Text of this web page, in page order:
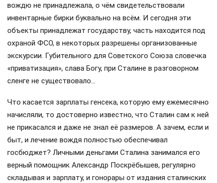
вождю не принадлежала, о чём свидетельствовали
инвентарные бирки буквально на всём. И сегодня эти
объекты принадлежат государству, часть находится под
охраной ФСО, в некоторых разрешены организованные
экскурсии. Губительного для Советского Союза словечка
«приватизация», слава Богу, при Сталине в разговорном
сленге не существовало…
Что касается зарплаты генсека, которую ему ежемесячно
начисляли, то достоверно известно, что Сталин сам к ней
не прикасался и даже не знал её размеров. А зачем, если и
быт, и лечение вождя полностью обеспечивал
госбюджет? Личными деньгами Сталина занимался его
верный помощник Александр Поскрёбышев, регулярно
складывая и зарплату, и гонорары от издания сталинских